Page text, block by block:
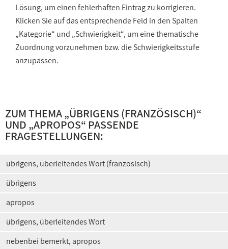
Lösung, um einen fehlerhaften Eintrag zu korrigieren.
Klicken Sie auf das entsprechende Feld in den Spalten
„Kategorie“ und „Schwierigkeit“, um eine thematische
Zuordnung vorzunehmen bzw. die Schwierigkeitsstufe
anzupassen.
ZUM THEMA „ÜBRIGENS (FRANZÖSISCH)“
UND „APROPOS“ PASSENDE
FRAGESTELLUNGEN:
übrigens, überleitendes Wort (französisch)
übrigens
apropos
übrigens, überleitendes Wort
nebenbei bemerkt, apropos